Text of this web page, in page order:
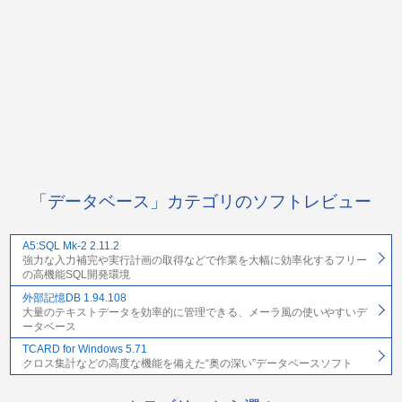
「データベース」カテゴリのソフトレビュー
A5:SQL Mk-2 2.11.2
強力な入力補完や実行計画の取得などで作業を大幅に効率化するフリー
の高機能SQL開発環境
外部記憶DB 1.94.108
大量のテキストデータを効率的に管理できる、メーラ風の使いやすいデ
ータベース
TCARD for Windows 5.71
クロス集計などの高度な機能を備えた“奥の深い”データベースソフト